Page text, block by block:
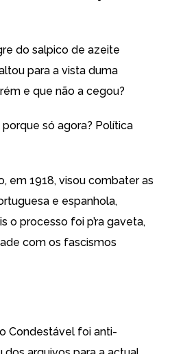
do salpico de azeite
para a vista duma
e que não a cegou?
só agora? Política
em 1918, visou combater as
e espanhola,
o processo foi p’ra gaveta,
com os fascismos
Condestável foi anti-